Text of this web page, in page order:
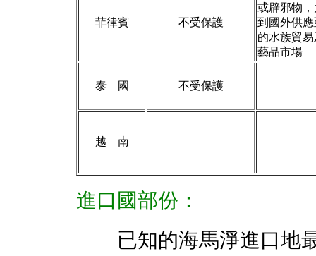
菲律賓 不受保護
或辟邪物
到國外供
的水族貿
藝品市場
泰 國 不受保護
越 南
進口國部份：
已知的海馬淨進口地